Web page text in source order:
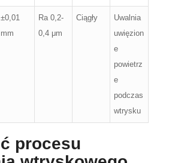
±0,01
mm
Ra 0,2-
0,4 μm
Ciągły
Uwalnia
uwięzion
e
powietrz
e
podczas
wtrysku
procesu